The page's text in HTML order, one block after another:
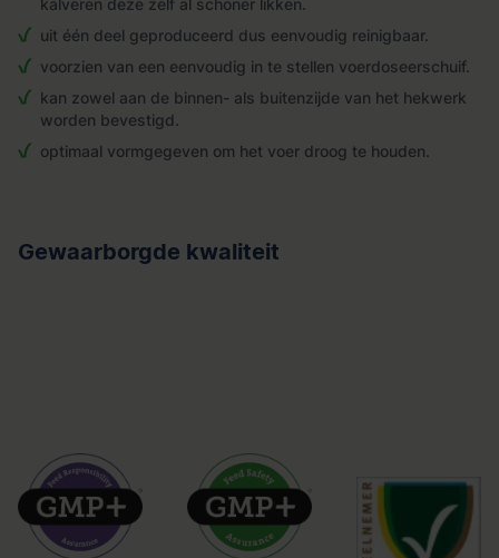
kalveren deze zelf al schoner likken.
uit één deel geproduceerd dus eenvoudig reinigbaar.
voorzien van een eenvoudig in te stellen voerdoseerschuif.
kan zowel aan de binnen- als buitenzijde van het hekwerk
worden bevestigd.
optimaal vormgegeven om het voer droog te houden.
Gewaarborgde kwaliteit